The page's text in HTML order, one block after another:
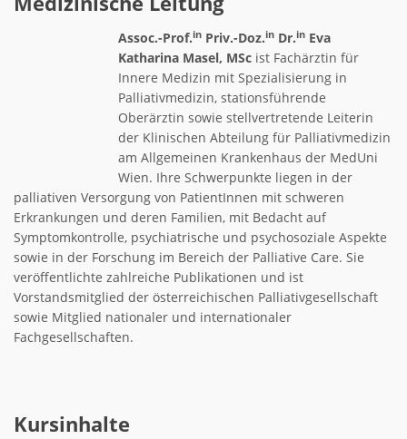
Assoc.-Prof.in Priv.-Doz.in Dr.in Eva
Katharina Masel, MSc ist Fachärztin für
Innere Medizin mit Spezialisierung in
Palliativmedizin, stationsführende
Oberärztin sowie stellvertretende Leiterin
der Klinischen Abteilung für Palliativmedizin
am Allgemeinen Krankenhaus der MedUni
Wien. Ihre Schwerpunkte liegen in der
palliativen Versorgung von PatientInnen mit schweren
Erkrankungen und deren Familien, mit Bedacht auf
Symptomkontrolle, psychiatrische und psychosoziale Aspekte
sowie in der Forschung im Bereich der Palliative Care. Sie
veröffentlichte zahlreiche Publikationen und ist
Vorstandsmitglied der österreichischen Palliativgesellschaft
sowie Mitglied nationaler und internationaler
Fachgesellschaften.
Kursinhalte